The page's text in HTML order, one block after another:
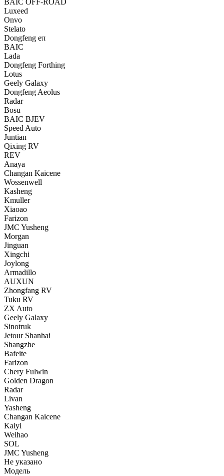
BAIC OFF-ROAD
Luxeed
Onvo
Stelato
Dongfeng eπ
BAIC
Lada
Dongfeng Forthing
Lotus
Geely Galaxy
Dongfeng Aeolus
Radar
Bosu
BAIC BJEV
Speed Auto
Juntian
Qixing RV
REV
Anaya
Changan Kaicene
Wossenwell
Kasheng
Kmuller
Xiaoao
Farizon
JMC Yusheng
Morgan
Jinguan
Xingchi
Joylong
Armadillo
AUXUN
Zhongfang RV
Tuku RV
ZX Auto
Geely Galaxy
Sinotruk
Jetour Shanhai
Shangzhe
Bafeite
Farizon
Chery Fulwin
Golden Dragon
Radar
Livan
Yasheng
Changan Kaicene
Kaiyi
Weihao
SOL
JMC Yusheng
Не указано
Модель